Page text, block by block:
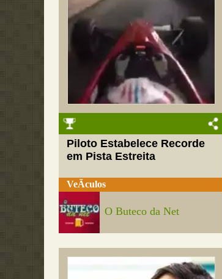
Piloto Estabelece Recorde
em Pista Estreita
VeÃ­culos
O Buteco da Net